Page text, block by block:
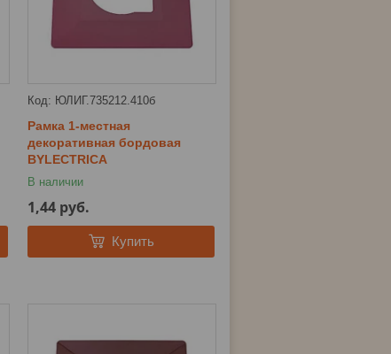
ЮЛИГ.735212.410б
Рамка 1-местная
декоративная бордовая
BYLECTRICA
В наличии
1,44 руб.
Купить